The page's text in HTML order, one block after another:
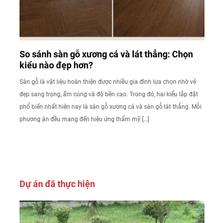
So sánh sàn gỗ xương cá và lát thẳng: Chọn
kiểu nào đẹp hơn?
Sàn gỗ là vật liệu hoàn thiện được nhiều gia đình lựa chọn nhờ vẻ
đẹp sang trọng, ấm cúng và độ bền cao. Trong đó, hai kiểu lắp đặt
phổ biến nhất hiện nay là sàn gỗ xương cá và sàn gỗ lát thẳng. Mỗi
phương án đều mang đến hiệu ứng thẩm mỹ […]
Dự án đã thực hiện